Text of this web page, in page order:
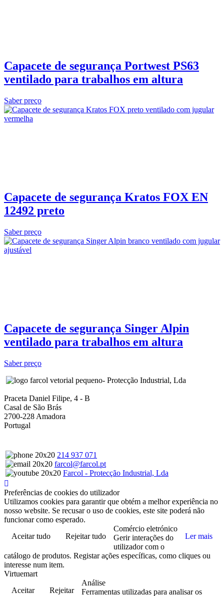
Capacete de segurança Portwest PS63
ventilado para trabalhos em altura
Saber preço
Capacete de segurança Kratos FOX EN
12492 preto
Saber preço
Capacete de segurança Singer Alpin
ventilado para trabalhos em altura
Saber preço
- Protecção Industrial, Lda
Praceta Daniel Filipe, 4 - B
Casal de São Brás
2700-228 Amadora
Portugal
214 937 071
farcol@farcol.pt
Farcol - Protecção Industrial, Lda
Preferências de cookies do utilizador
Utilizamos cookies para garantir que obtém a melhor experiência no
nosso website. Se recusar o uso de cookies, este site poderá não
funcionar como esperado.
Aceitar tudo
Rejeitar tudo Ler mais
Comércio eletrónico
Gerir interações do
utilizador com o
catálogo de produtos. Registar ações específicas, como cliques ou
interesse num item.
Virtuemart
Aceitar
Rejeitar
Análise
Ferramentas utilizadas para analisar os